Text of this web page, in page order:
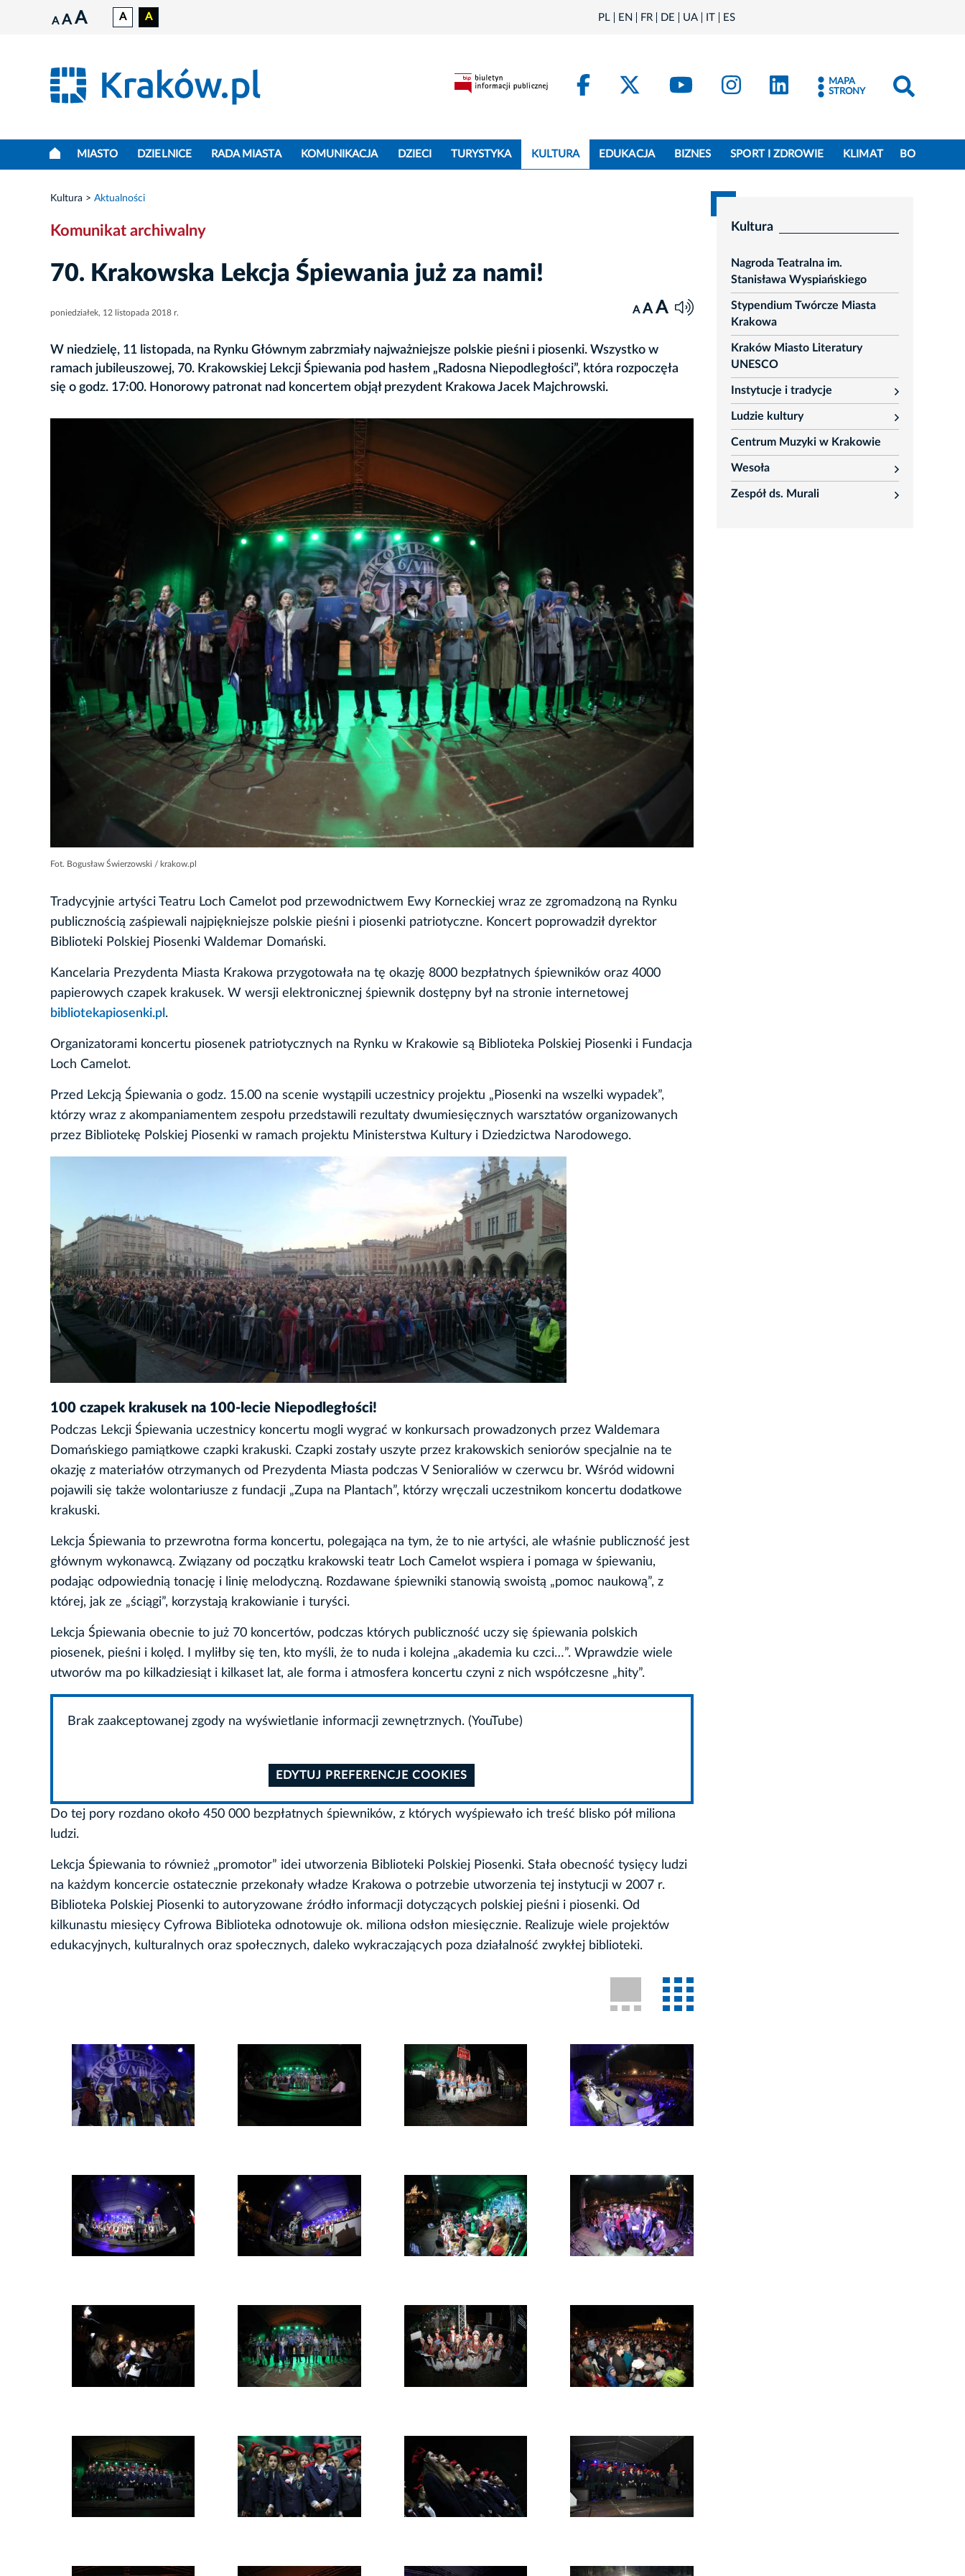
A A A A A PL EN FR DE UA IT ES
FacebookKraków - X
Kraków - YouTube
Kraków - Instagram
Kraków - LinkedIn
MAPA
STRONY
MIASTO DZIELNICE RADA MIASTA KOMUNIKACJA DZIECI TURYSTYKA KULTURA EDUKACJA BIZNES SPORT I ZDROWIE KLIMAT BO
Kultura Aktualności
Komunikat archiwalny
70. Krakowska Lekcja Śpiewania już za nami!
poniedziałek, 12 listopada 2018 r. A A A
W niedzielę, 11 listopada, na Rynku Głównym zabrzmiały najważniejsze polskie pieśni i piosenki. Wszystko w
ramach jubileuszowej, 70. Krakowskiej Lekcji Śpiewania pod hasłem „Radosna Niepodległości”, która rozpoczęła
się o godz. 17:00. Honorowy patronat nad koncertem objął prezydent Krakowa Jacek Majchrowski.
Fot. Bogusław Świerzowski / krakow.pl
Tradycyjnie artyści Teatru Loch Camelot pod przewodnictwem Ewy Korneckiej wraz ze zgromadzoną na Rynku
publicznością zaśpiewali najpiękniejsze polskie pieśni i piosenki patriotyczne. Koncert poprowadził dyrektor
Biblioteki Polskiej Piosenki Waldemar Domański.
Kancelaria Prezydenta Miasta Krakowa przygotowała na tę okazję 8000 bezpłatnych śpiewników oraz 4000
papierowych czapek krakusek. W wersji elektronicznej śpiewnik dostępny był na stronie internetowej
bibliotekapiosenki.pl .
Organizatorami koncertu piosenek patriotycznych na Rynku w Krakowie są Biblioteka Polskiej Piosenki i Fundacja
Loch Camelot.
Przed Lekcją Śpiewania o godz. 15.00 na scenie wystąpili uczestnicy projektu „Piosenki na wszelki wypadek”,
którzy wraz z akompaniamentem zespołu przedstawili rezultaty dwumiesięcznych warsztatów organizowanych
przez Bibliotekę Polskiej Piosenki w ramach projektu Ministerstwa Kultury i Dziedzictwa Narodowego.
100 czapek krakusek na 100-lecie Niepodległości!
Podczas Lekcji Śpiewania uczestnicy koncertu mogli wygrać w konkursach prowadzonych przez Waldemara
Domańskiego pamiątkowe czapki krakuski. Czapki zostały uszyte przez krakowskich seniorów specjalnie na te
okazję z materiałów otrzymanych od Prezydenta Miasta podczas V Senioraliów w czerwcu br. Wśród widowni
pojawili się także wolontariusze z fundacji „Zupa na Plantach”, którzy wręczali uczestnikom koncertu dodatkowe
krakuski.
Lekcja Śpiewania to przewrotna forma koncertu, polegająca na tym, że to nie artyści, ale właśnie publiczność jest
głównym wykonawcą. Związany od początku krakowski teatr Loch Camelot wspiera i pomaga w śpiewaniu,
podając odpowiednią tonację i linię melodyczną. Rozdawane śpiewniki stanowią swoistą „pomoc naukową”, z
której, jak ze „ściągi”, korzystają krakowianie i turyści.
Lekcja Śpiewania obecnie to już 70 koncertów, podczas których publiczność uczy się śpiewania polskich
piosenek, pieśni i kolęd. I myliłby się ten, kto myśli, że to nuda i kolejna „akademia ku czci…”. Wprawdzie wiele
utworów ma po kilkadziesiąt i kilkaset lat, ale forma i atmosfera koncertu czyni z nich współczesne „hity”.
Brak zaakceptowanej zgody na wyświetlanie informacji zewnętrznych. (YouTube)
EDYTUJ PREFERENCJE COOKIES
Do tej pory rozdano około 450 000 bezpłatnych śpiewników, z których wyśpiewało ich treść blisko pół miliona
ludzi.
Lekcja Śpiewania to również „promotor” idei utworzenia Biblioteki Polskiej Piosenki. Stała obecność tysięcy ludzi
na każdym koncercie ostatecznie przekonały władze Krakowa o potrzebie utworzenia tej instytucji w 2007 r.
Biblioteka Polskiej Piosenki to autoryzowane źródło informacji dotyczących polskiej pieśni i piosenki. Od
kilkunastu miesięcy Cyfrowa Biblioteka odnotowuje ok. miliona odsłon miesięcznie. Realizuje wiele projektów
edukacyjnych, kulturalnych oraz społecznych, daleko wykraczających poza działalność zwykłej biblioteki.
Kultura
Nagroda Teatralna im.
Stanisława Wyspiańskiego
Stypendium Twórcze Miasta
Krakowa
Kraków Miasto Literatury
UNESCO
Instytucje i tradycje
rozwiń
Ludzie kultury
rozwiń
Centrum Muzyki w Krakowie
Wesoła
rozwiń
Zespół ds. Murali
rozwiń